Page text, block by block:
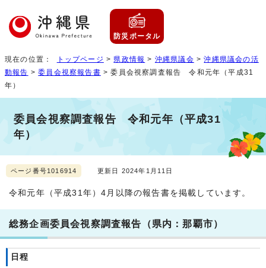
防災ポータル
現在の位置： トップページ > 県政情報 > 沖縄県議会 >沖縄県議会の活
動報告 >委員会視察報告書 > 委員会視察調査報告 令和元年（平成31
年）
委員会視察調査報告 令和元年（平成31
年）
ページ番号1016914 更新日 2024年1月11日
令和元年（平成31年）4月以降の報告書を掲載しています。
総務企画委員会視察調査報告（県内：那覇市）
日程